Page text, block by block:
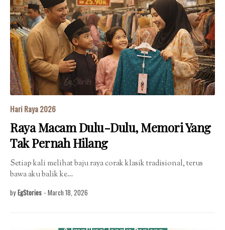
Hari Raya 2026
Raya Macam Dulu-Dulu, Memori Yang
Tak Pernah Hilang
Setiap kali melihat baju raya corak klasik tradisional, terus
bawa aku balik ke…
by EgStories - March 18, 2026